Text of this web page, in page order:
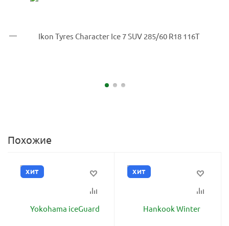
Похожие
ХИТ ХИТ